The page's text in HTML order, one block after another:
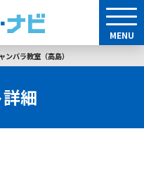
MENU
ンバラ教室（高島）
細